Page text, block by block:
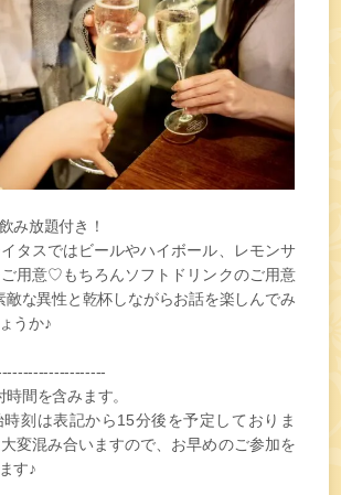
み放題付き！
タスではビールやハイボール、レモンサ
用意♡もちろんソフトドリンクのご用意
敵な異性と乾杯しながらお話を楽しんでみ
うか♪
間を含みます。
刻は表記から15分後を予定しておりま
変混み合いますので、お早めのご参加を
す♪